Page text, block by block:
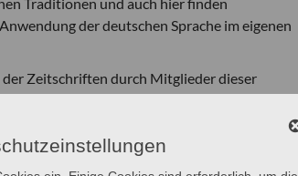
der deutschen Sprache im eigenen
der Zeitschriften durch Mitglieder dieser
Kontinent in unterschiedlicher